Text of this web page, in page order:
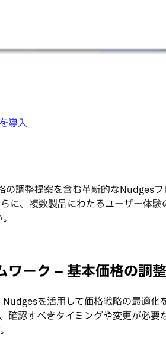
導入
調整提案を含む革新的なNudges
に、複数製品にわたるユーザー体
ーク – 基本価格の調
を活用して価格戦略の最適化
認すべきタイミングや変更が必